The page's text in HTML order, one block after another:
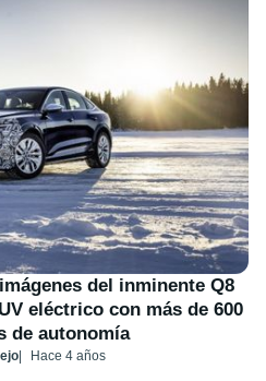
del inminente Q8
eléctrico con más de 600
de autonomía
Hace 4 años